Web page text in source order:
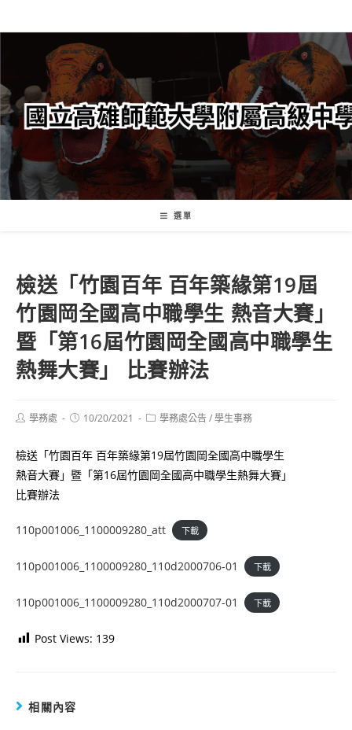
轉
要
內
容
選單
檢送「竹園百年 百年築緣第19屆
竹園岡全國高中職學生 熱音大賽」
暨「第16屆竹園岡全國高中職學生
熱舞大賽」 比賽辦法
Post學務處
Post10/20/2021
Post學務處公告/學生事務
檢送「竹園百年 百年築緣第19屆竹園岡全國高中職學生
熱音大賽」暨「第16屆竹園岡全國高中職學生熱舞大賽」
比賽辦法
110p001006_1100009280_att 下載
110p001006_1100009280_110d2000706-01 下載
110p001006_1100009280_110d2000707-01 下載
Post Views: 139
相關內容